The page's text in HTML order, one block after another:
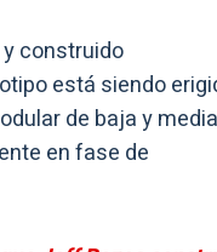
construido
está siendo
de baja y media
en fase de